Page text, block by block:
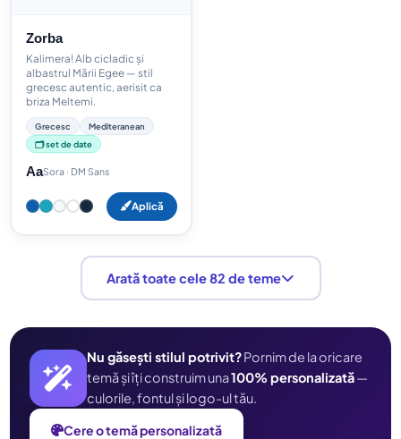
Zorba
Kalimera! Alb cicladic și
albastrul Mării Egee — stil
grecesc autentic, aerisit ca
briza Meltemi.
Grecesc
Mediteranean
🗂️ set de date
AaSora · DM Sans
Aplică
Arată toate cele 82 de teme
Nu găsești stilul potrivit?Pornim de la oricare
temă și îți construim una100% personalizată—
culorile, fontul și logo-ul tău.
Cere o temă personalizată